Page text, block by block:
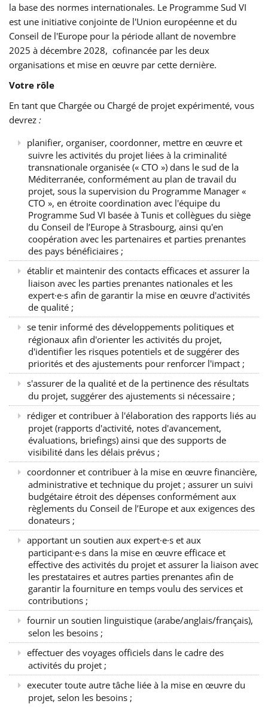
la base des normes internationales. Le Programme Sud VI
est une initiative conjointe de l'Union européenne et du
Conseil de l'Europe pour la période allant de novembre
2025 à décembre 2028, cofinancée par les deux
organisations et mise en œuvre par cette dernière.
Votre rôle
En tant que Chargée ou Chargé de projet expérimenté, vous
devrez :
planifier, organiser, coordonner, mettre en œuvre et
suivre les activités du projet liées à la criminalité
transnationale organisée (« CTO ») dans le sud de la
Méditerranée, conformément au plan de travail du
projet, sous la supervision du Programme Manager «
CTO », en étroite coordination avec l'équipe du
Programme Sud VI basée à Tunis et collègues du siège
du Conseil de l’Europe à Strasbourg, ainsi qu'en
coopération avec les partenaires et parties prenantes
des pays bénéficiaires ;
établir et maintenir des contacts efficaces et assurer la
liaison avec les parties prenantes nationales et les
expert·e·s afin de garantir la mise en œuvre d'activités
de qualité ;
se tenir informé des développements politiques et
régionaux afin d'orienter les activités du projet,
d'identifier les risques potentiels et de suggérer des
priorités et des ajustements pour renforcer l'impact ;
s'assurer de la qualité et de la pertinence des résultats
du projet, suggérer des ajustements si nécessaire ;
rédiger et contribuer à l'élaboration des rapports liés au
projet (rapports d'activité, notes d'avancement,
évaluations, briefings) ainsi que des supports de
visibilité dans les délais prévus ;
coordonner et contribuer à la mise en œuvre financière,
administrative et technique du projet ; assurer un suivi
budgétaire étroit des dépenses conformément aux
règlements du Conseil de l’Europe et aux exigences des
donateurs ;
apportant un soutien aux expert·e·s et aux
participant·e·s dans la mise en œuvre efficace et
effective des activités du projet et assurer la liaison avec
les prestataires et autres parties prenantes afin de
garantir la fourniture en temps voulu des services et
contributions ;
fournir un soutien linguistique (arabe/anglais/français),
selon les besoins ;
effectuer des voyages officiels dans le cadre des
activités du projet ;
executer toute autre tâche liée à la mise en œuvre du
projet, selon les besoins ;